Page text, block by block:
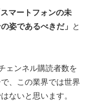
スマートフォンの未
姿であるべきだ」
と
ェンネル購読者数を
、この業界では世界
ないと思います。